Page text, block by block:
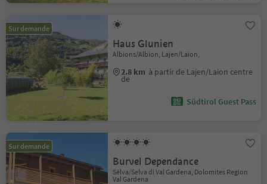
Sur demande
Haus Glunien
Albions/Albion, Lajen/Laion,
2.8 km à partir de Lajen/Laion centre
de
Südtirol Guest Pass
Sur demande
Burvel Dependance
Sëlva/Selva di Val Gardena, Dolomites Region
Val Gardena